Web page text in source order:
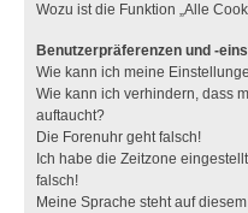
Wozu ist die Funktion „Alle
Benutzerpräferenzen und -
Wie kann ich meine
Wie kann ich verhindern, dass
auftaucht?
Die Forenuhr geht falsch!
Ich habe die Zeitzone
falsch!
Meine Sprache steht auf